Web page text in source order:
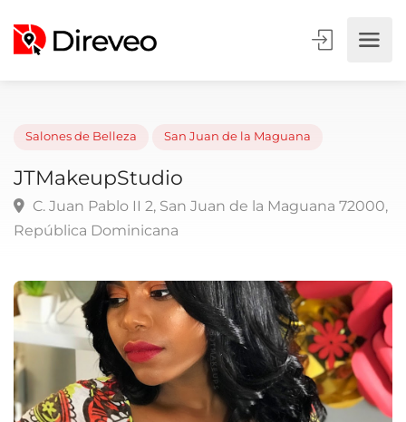
JTMakeupStudio
C. Juan Pablo II 2, San Juan de la Maguana